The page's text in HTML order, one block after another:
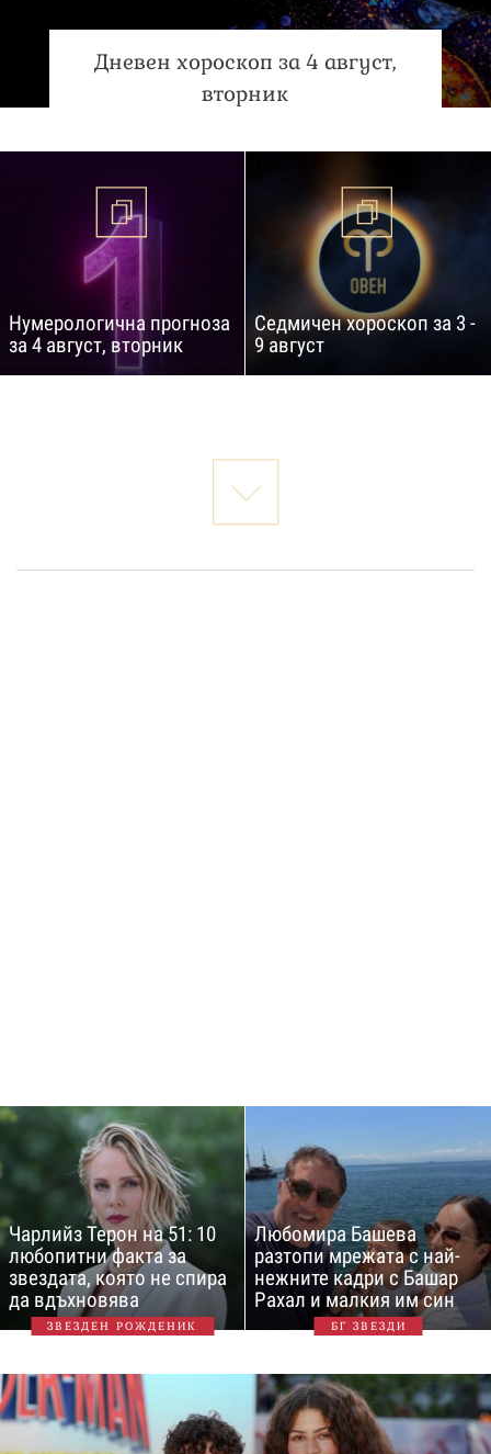
Дневен хороскоп за 4 август,
вторник
Нумерологична прогноза
за 4 август, вторник
Седмичен хороскоп за 3 -
9 август
Чарлийз Терон на 51: 10
любопитни факта за
звездата, която не спира
да вдъхновява
ЗВЕЗДЕН РОЖДЕНИК
Любомира Башева
разтопи мрежата с най-
нежните кадри с Башар
Рахал и малкия им син
БГ ЗВЕЗДИ